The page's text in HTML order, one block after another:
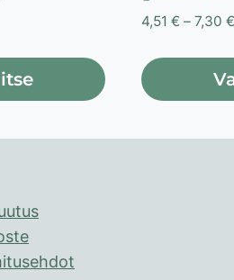
€
4,51 € – 7,30 €
tuotteella